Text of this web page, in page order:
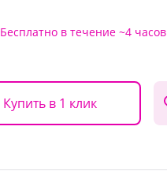
Бесплатно в течение ~4 часов
Купить в 1 клик